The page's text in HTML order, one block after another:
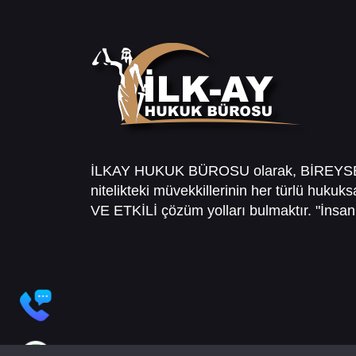
İLKAY HUKUK BÜROSU olarak,
nitelikteki müvekkillerinin her türlü
VE ETKİLİ çözüm yolları bulmaktır.